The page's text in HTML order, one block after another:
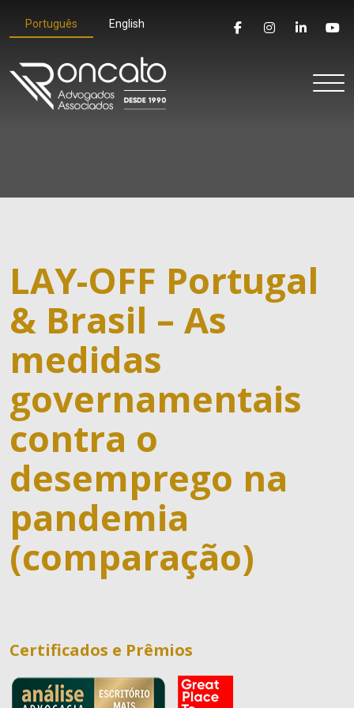
Português English
O Escritório
Quem Somos
Equipe
Áreas de Atuação
Tributário
LAY-OFF Portugal
& Brasil – As
medidas
governamentais
contra o
desemprego na
pandemia
(comparação)
Certificados e Prêmios